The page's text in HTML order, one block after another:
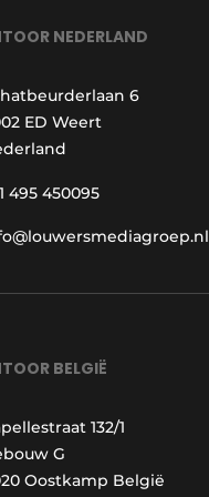
NEDERLAND
6
ED Weert
495 450095
BELGIË
132/1
G
Oostkamp België